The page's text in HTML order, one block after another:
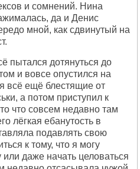
и сомнений. Нина
да и Денис
мной, как сдвинутый на
пытался дотянуться до
и вовсе опустился на
всё ещё блестящие от
а потом приступил к
что совсем недавно там
лёгкая ебанутость в
подавлять свою
к тому, что я могу
даже начать целоваться